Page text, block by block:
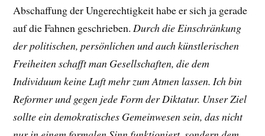
Abschaffung der Ungerechtigkeit habe er sich ja gerade
auf die Fahnen geschrieben.Durch die Einschränkung
der politischen, persönlichen und auch künstlerischen
Freiheiten schafft man Gesellschaften, die dem
Individuum keine Luft mehr zum Atmen lassen. Ich bin
Reformer und gegen jede Form der Diktatur. Unser Ziel
sollte ein demokratisches Gemeinwesen sein,das nicht